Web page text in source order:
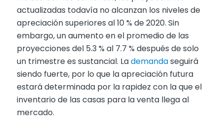
actualizadas todavía no alcanzan los niveles de
apreciación superiores al 10 % de 2020. Sin
embargo, un aumento en el promedio de las
proyecciones del 5.3 % al 7.7 % después de solo
un trimestre es sustancial. Lademandaseguirá
siendo fuerte, por lo que la apreciación futura
estará determinada por la rapidez con la que el
inventario de las casas para la venta llega al
mercado.